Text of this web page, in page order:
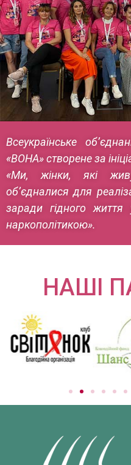
Всеукраїнське
«ВОНА» створене за
«Ми, жінки, які
об’єдналися для
заради гідного життя
наркополітикою».
НАШІ